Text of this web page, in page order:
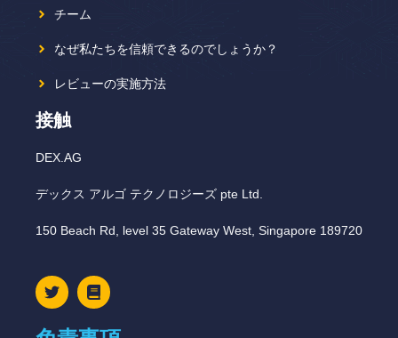
チーム
なぜ私たちを信頼できるのでしょうか？
レビューの実施方法
接触
DEX.AG
デックス アルゴ テクノロジーズ pte Ltd.
150 Beach Rd, level 35 Gateway West, Singapore 189720